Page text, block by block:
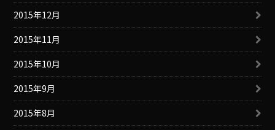
2015年12月
2015年11月
2015年10月
2015年9月
2015年8月